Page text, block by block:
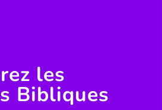
les
Bibliques